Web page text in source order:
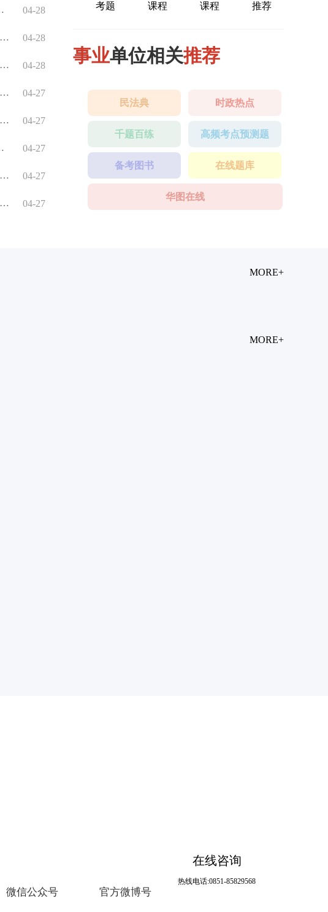
04-28
04-28
04-28
04-27
04-27
04-27
04-27
04-27
考题
课程
课程
推荐
事业单位相关推荐
民法典 时政热点
千题百练 高频考点预测题
备考图书 在线题库
华图在线
MORE+
MORE+
微信公众号 官方微博号
在线咨询
热线电话:0851-85829568